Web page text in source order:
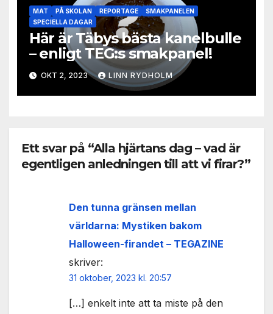
MAT PÅ SKOLAN REPORTAGE
SMAKPANELEN
SPECIELLA DAGAR
Här är Täbys bästa kanelbulle
– enligt TEG:s smakpanel!
OKT 2, 2023 LINN RYDHOLM
Ett svar på “Alla hjärtans dag – vad är
egentligen anledningen till att vi firar?”
Den tunna gränsen mellan
världarna: Mystiken bakom
Halloween-firandet – TEGAZINE
skriver:
31 oktober, 2023 kl. 20:57
[…] enkelt inte att ta miste på den